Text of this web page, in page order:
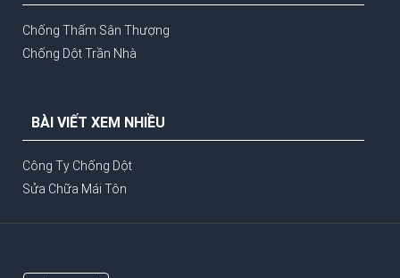
Chống Thấm Sân Thượng
Chống Dột Trần Nhà
BÀI VIẾT XEM NHIỀU
Công Ty Chống Dột
Sửa Chữa Mái Tôn